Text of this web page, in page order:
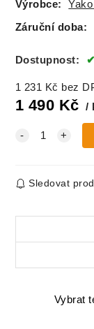
Výrobce:
Záruční doba:
Dostupnost:
1 231 Kč bez
1 490 Kč
Sledovat
Vybrat